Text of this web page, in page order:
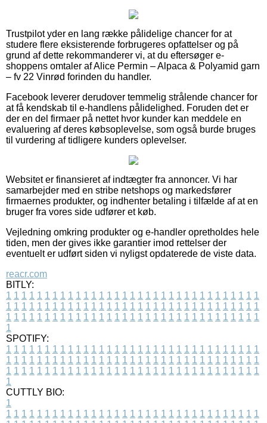
Trustpilot yder en lang række pålidelige chancer for at
studere flere eksisterende forbrugeres opfattelser og på
grund af dette rekommanderer vi, at du eftersøger e-
shoppens omtaler af Alice Permin – Alpaca & Polyamid garn
– fv 22 Vinrød forinden du handler.
Facebook leverer derudover temmelig strålende chancer for
at få kendskab til e-handlens pålidelighed. Foruden det er
der en del firmaer på nettet hvor kunder kan meddele en
evaluering af deres købsoplevelse, som også burde bruges
til vurdering af tidligere kunders oplevelser.
Websitet er finansieret af indtægter fra annoncer. Vi har
samarbejder med en stribe netshops og markedsfører
firmaernes produkter, og indhenter betaling i tilfælde af at en
bruger fra vores side udfører et køb.
Vejledning omkring produkter og e-handler opretholdes hele
tiden, men der gives ikke garantier imod rettelser der
eventuelt er udført siden vi nyligst opdaterede de viste data.
reacr.com
BITLY:
1 1 1 1 1 1 1 1 1 1 1 1 1 1 1 1 1 1 1 1 1 1 1 1 1 1 1 1 1 1 1 1 1
1 1 1 1 1 1 1 1 1 1 1 1 1 1 1 1 1 1 1 1 1 1 1 1 1 1 1 1 1 1 1 1 1
1 1 1 1 1 1 1 1 1 1 1 1 1 1 1 1 1 1 1 1 1 1 1 1 1 1 1 1 1 1 1 1 1
1
SPOTIFY:
1 1 1 1 1 1 1 1 1 1 1 1 1 1 1 1 1 1 1 1 1 1 1 1 1 1 1 1 1 1 1 1 1
1 1 1 1 1 1 1 1 1 1 1 1 1 1 1 1 1 1 1 1 1 1 1 1 1 1 1 1 1 1 1 1 1
1 1 1 1 1 1 1 1 1 1 1 1 1 1 1 1 1 1 1 1 1 1 1 1 1 1 1 1 1 1 1 1 1
1
CUTTLY BIO:
1
1 1 1 1 1 1 1 1 1 1 1 1 1 1 1 1 1 1 1 1 1 1 1 1 1 1 1 1 1 1 1 1 1